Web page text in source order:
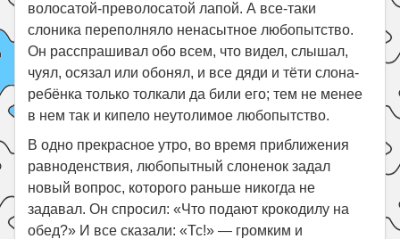
волосатой-преволосатой лапой. А все-таки
слоника переполняло ненасытное любопытство.
Он расспрашивал обо всем, что видел, слышал,
чуял, осязал или обонял, и все дяди и тёти слона-
ребёнка только толкали да били его; тем не менее
в нем так и кипело неутолимое любопытство.
В одно прекрасное утро, во время приближения
равноденствия, любопытный слоненок задал
новый вопрос, которого раньше никогда не
задавал. Он спросил: «Что подают крокодилу на
обед?» И все сказали: «Тс!» — громким и